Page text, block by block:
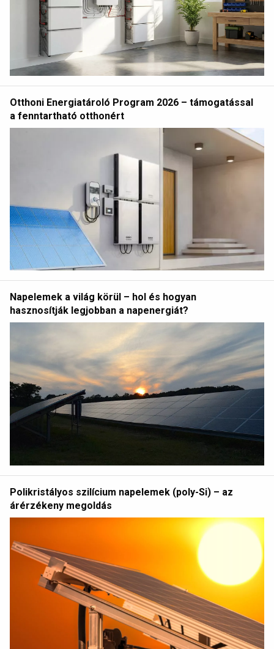
Otthoni Energiatároló Program 2026 – támogatással
a fenntartható otthonért
Napelemek a világ körül – hol és hogyan
hasznosítják legjobban a napenergiát?
Polikristályos szilícium napelemek (poly-Si) – az
árérzékeny megoldás